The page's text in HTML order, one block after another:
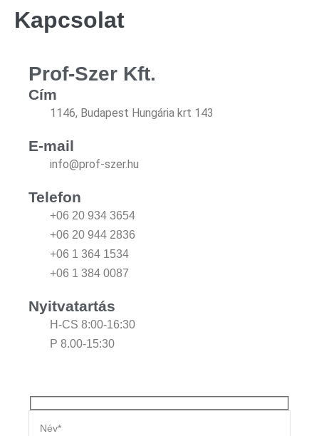
Kapcsolat
Prof-Szer Kft.
Cím
1146, Budapest Hungária krt 143
E-mail
info@prof-szer.hu
Telefon
+06 20 934 3654
+06 20 944 2836
+06 1 364 1534
+06 1 384 0087
Nyitvatartás
H-CS 8:00-16:30
P 8.00-15:30